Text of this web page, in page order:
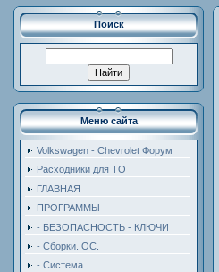
Поиск
Меню сайта
Volkswagen - Chevrolet Форум
Расходники для ТО
ГЛАВНАЯ
ПРОГРАММЫ
- БЕЗОПАСНОСТЬ - КЛЮЧИ
- Сборки. ОС.
- Система